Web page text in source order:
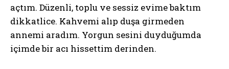
açtım. Düzenli, toplu ve sessiz evime baktım
dikkatlice. Kahvemi alıp duşa girmeden
annemi aradım. Yorgun sesini duyduğumda
içimde bir acı hissettim derinden.